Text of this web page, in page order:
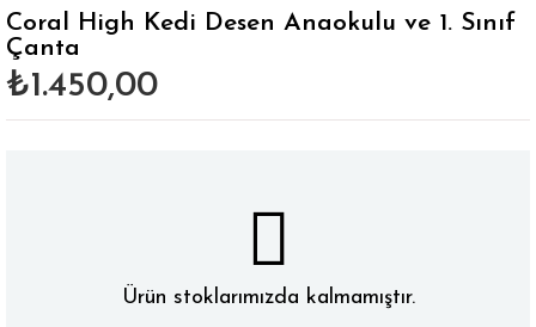
Coral High Kedi Desen Anaokulu ve 1. Sınıf
Çanta
₺1.450,00
Ürün stoklarımızda kalmamıştır.